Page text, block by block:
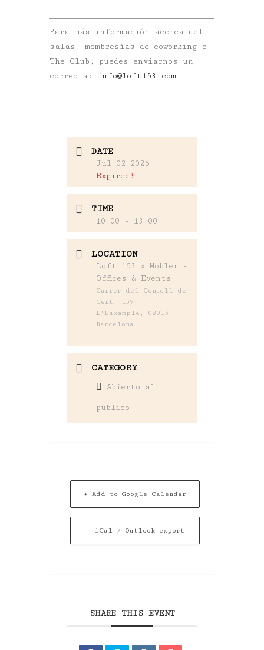
Para más información acerca del
salas, membresías de coworking o
The Club, puedes enviarnos un
correo a:
info@loft153.com
DATE
Jul 02 2026
Expired!
TIME
10:00 - 13:00
LOCATION
Loft 153 x Mobler -
Offices & Events
Carrer del Consell de
Cent, 159,
L'Eixample, 08015
Barcelona
CATEGORY
Abierto al
público
+ Add to Google Calendar
+ iCal / Outlook export
SHARE THIS EVENT